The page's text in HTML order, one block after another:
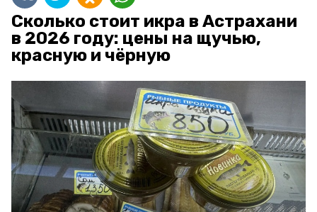
Сколько стоит икра в Астрахани
в 2026 году: цены на щучью,
красную и чёрную